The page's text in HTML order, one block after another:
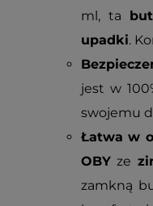
ml, ta
upadki.
jest w
swojemu
Łatwa w
OBYze
zamkną